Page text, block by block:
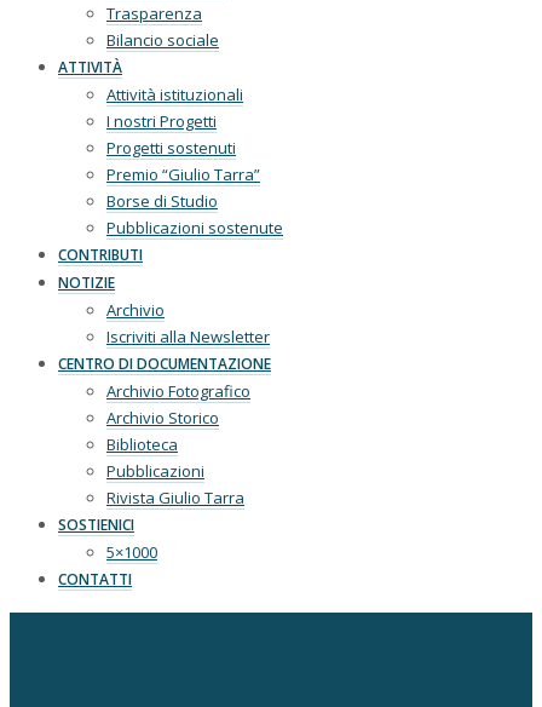
Trasparenza
Bilancio sociale
ATTIVITÀ
Attività istituzionali
I nostri Progetti
Progetti sostenuti
Premio “Giulio Tarra”
Borse di Studio
Pubblicazioni sostenute
CONTRIBUTI
NOTIZIE
Archivio
Iscriviti alla Newsletter
CENTRO DI DOCUMENTAZIONE
Archivio Fotografico
Archivio Storico
Biblioteca
Pubblicazioni
Rivista Giulio Tarra
SOSTIENICI
5×1000
CONTATTI